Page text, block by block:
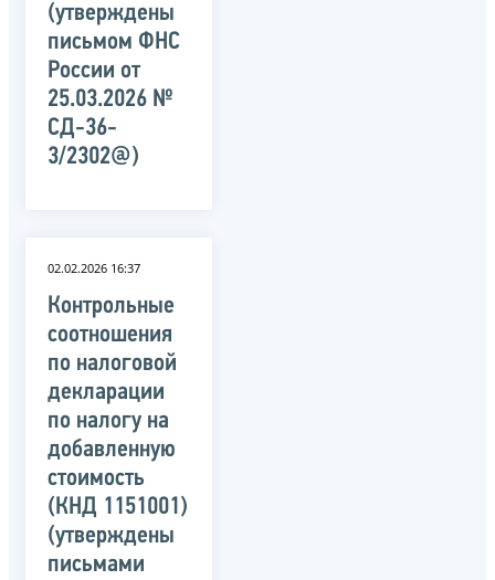
(утверждены
письмом ФНС
России от
25.03.2026 №
СД-36-
3/2302@)
02.02.2026 16:37
Контрольные
соотношения
по налоговой
декларации
по налогу на
добавленную
стоимость
(КНД 1151001)
(утверждены
письмами